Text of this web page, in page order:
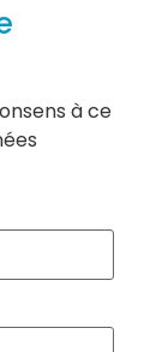
à ce